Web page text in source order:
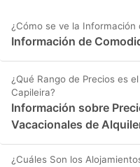
¿Cómo se ve la
Información de
¿Qué Rango de Precios es
Capileira?
Información sobre
Vacacionales de
¿Cuáles Son los